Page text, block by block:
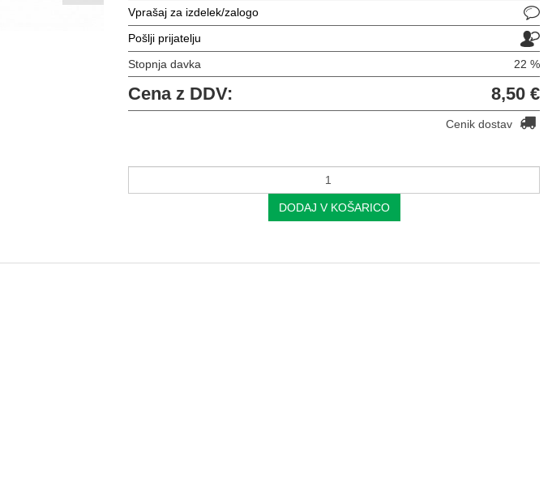
Vprašaj za izdelek/zalogo
Pošlji prijatelju
Stopnja davka 22 %
Cena z DDV: 8,50 €
Cenik dostav
DODAJ V KOŠARICO